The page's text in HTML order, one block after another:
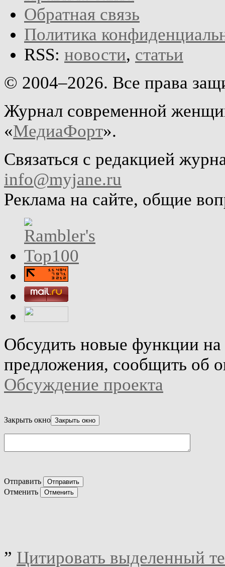
Обратная связь
Политика
RSS: новости, статьи
© 2004–2026. Все права
Журнал современной
«МедиаФорт».
Связаться с редакцией
info@myjane.ru
Реклама на сайте, общие
Обсудить новые функции на
предложения, сообщить об
Обсуждение проекта
Закрыть окно
Отправить
Отменить
” Цитировать выделенный